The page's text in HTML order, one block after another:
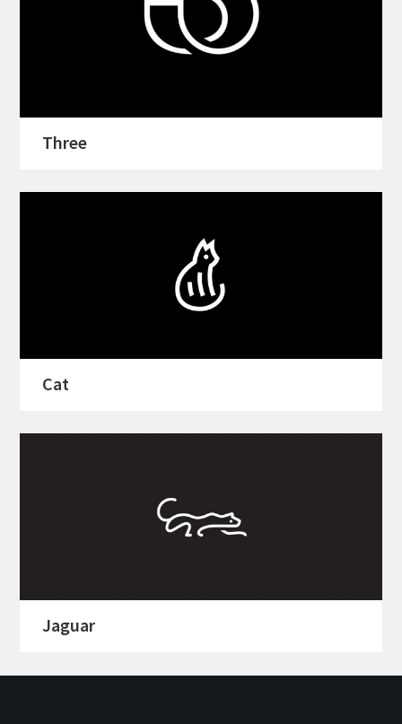
Three
Cat
Jaguar